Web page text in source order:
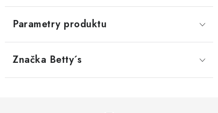
Parametry produktu
Značka Betty´s